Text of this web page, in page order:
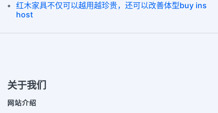
红木家具不仅可以越用越珍贵，还可以改善体型buy ins
host
关于我们
网站介绍